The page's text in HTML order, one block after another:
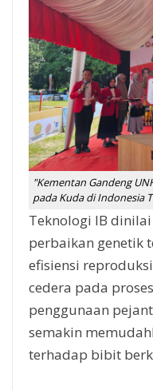
"Kementan Gandeng
pada Kuda di Indonesia
Teknologi IB
perbaikan genetik
efisiensi
cedera pada
penggunaan
semakin
terhadap bibit